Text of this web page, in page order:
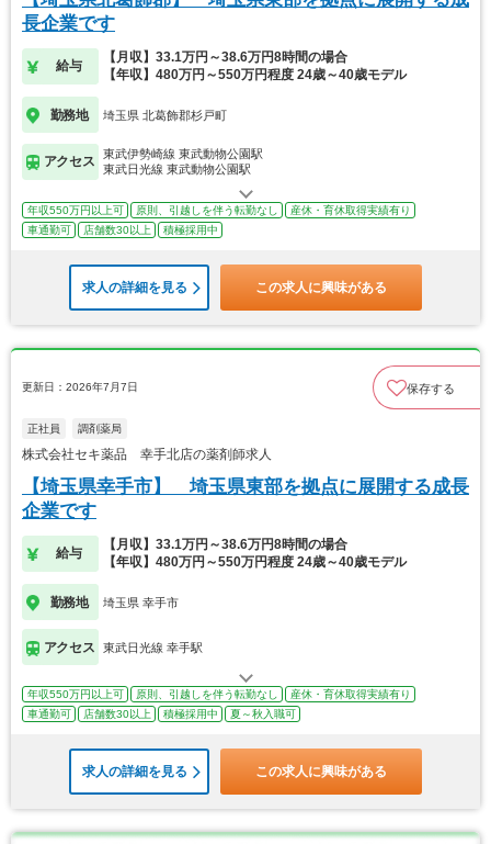
長企業です
給与
【月収】33.1万円～38.6万円8時間の場合
【年収】480万円～550万円程度 24歳～40歳モデル
勤務地 埼玉県 北葛飾郡杉戸町
アクセス
東武伊勢崎線 東武動物公園駅
東武日光線 東武動物公園駅
年収550万円以上可 原則、引越しを伴う転勤なし
産休・育休取得実績有り
車通勤可
店舗数30以上 積極採用中
求人の詳細を見る この求人に興味がある
更新日：2026年7月7日 保存する
正社員 調剤薬局
株式会社セキ薬品 幸手北店の薬剤師求人
【埼玉県幸手市】 埼玉県東部を拠点に展開する成長
企業です
給与
【月収】33.1万円～38.6万円8時間の場合
【年収】480万円～550万円程度 24歳～40歳モデル
勤務地 埼玉県 幸手市
アクセス 東武日光線 幸手駅
年収550万円以上可 原則、引越しを伴う転勤なし
産休・育休取得実績有り
車通勤可
店舗数30以上 積極採用中 夏～秋入職可
求人の詳細を見る この求人に興味がある